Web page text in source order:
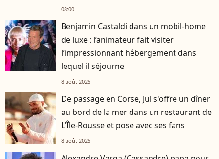
08:00
Benjamin Castaldi dans un mobil-home
de luxe : l’animateur fait visiter
l’impressionnant hébergement dans
lequel il séjourne
8 août 2026
De passage en Corse, Jul s'offre un dîner
au bord de la mer dans un restaurant de
L'Île-Rousse et pose avec ses fans
8 août 2026